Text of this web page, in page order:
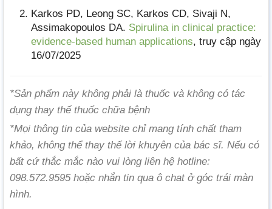
Karkos PD, Leong SC, Karkos CD, Sivaji N,
Assimakopoulos DA. Spirulina in clinical practice:
evidence-based human applications, truy cập ngày
16/07/2025
*Sản phẩm này không phải là thuốc và không có tác
dụng thay thế thuốc chữa bệnh
*Mọi thông tin của website chỉ mang tính chất tham
khảo, không thể thay thế lời khuyên của bác sĩ. Nếu có
bất cứ thắc mắc nào vui lòng liên hệ hotline:
098.572.9595 hoặc nhắn tin qua ô chat ở góc trái màn
hình.